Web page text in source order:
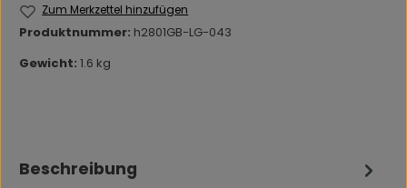
Zum Merkzettel hinzufügen
Produktnummer: h2801GB-LG-043
Gewicht: 1.6 kg
Beschreibung